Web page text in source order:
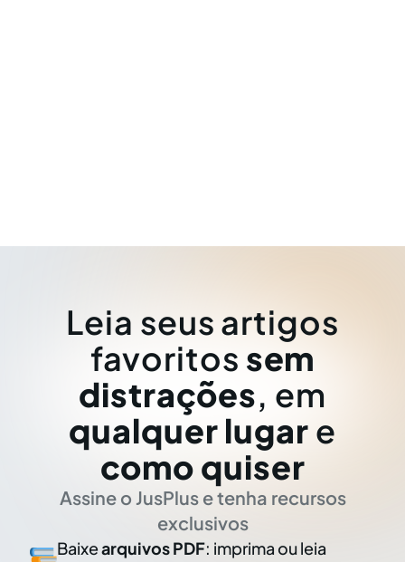
Leia seus artigos
favoritos sem
distrações, em
qualquer lugar e
como quiser
Assine o JusPlus e tenha recursos
exclusivos
Baixearquivos PDF: imprima ou leia